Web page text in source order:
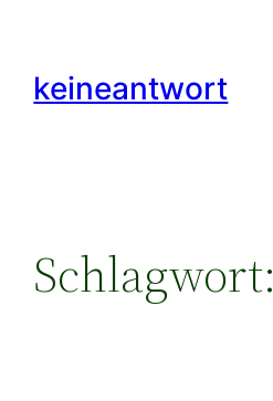
springen
keineantwort
Schlagwort: